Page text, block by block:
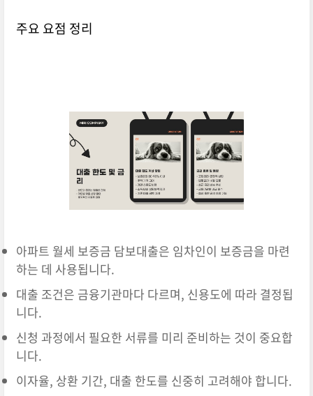
주요 요점 정리
아파트 월세 보증금 담보대출은 임차인이 보증금을 마련
하는 데 사용됩니다.
대출 조건은 금융기관마다 다르며, 신용도에 따라 결정됩
니다.
신청 과정에서 필요한 서류를 미리 준비하는 것이 중요합
니다.
이자율, 상환 기간, 대출 한도를 신중히 고려해야 합니다.